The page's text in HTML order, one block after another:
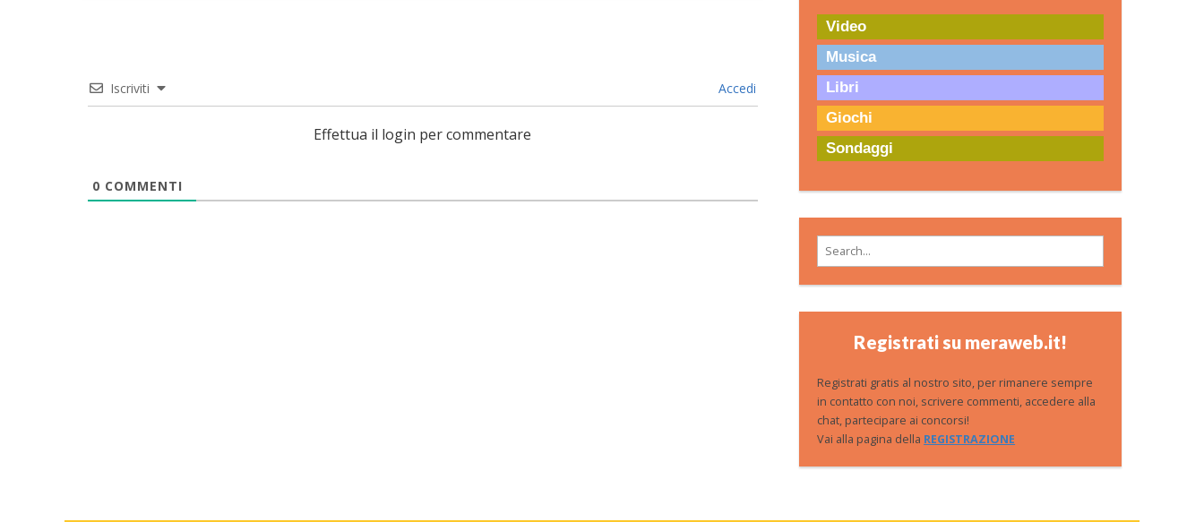
Iscriviti Accedi
Effettua il login per commentare
0 COMMENTI
Video
Musica
Libri
Giochi
Sondaggi
Search for:
Registrati su meraweb.it!
Registrati gratis al nostro sito, per rimanere sempre
in contatto con noi, scrivere commenti, accedere alla
chat, partecipare ai concorsi!
Vai alla pagina della REGISTRAZIONE